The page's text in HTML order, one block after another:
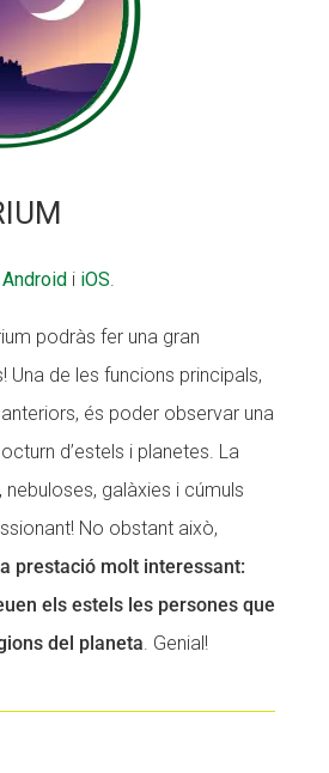
Android iiOS.
podràs fer una gran
Una de les funcions principals,
és poder observar una
d’estels i planetes. La
nebuloses, galàxies i cúmuls
No obstant això,
prestació molt interessant:
els estels les persones que
del planeta. Genial!